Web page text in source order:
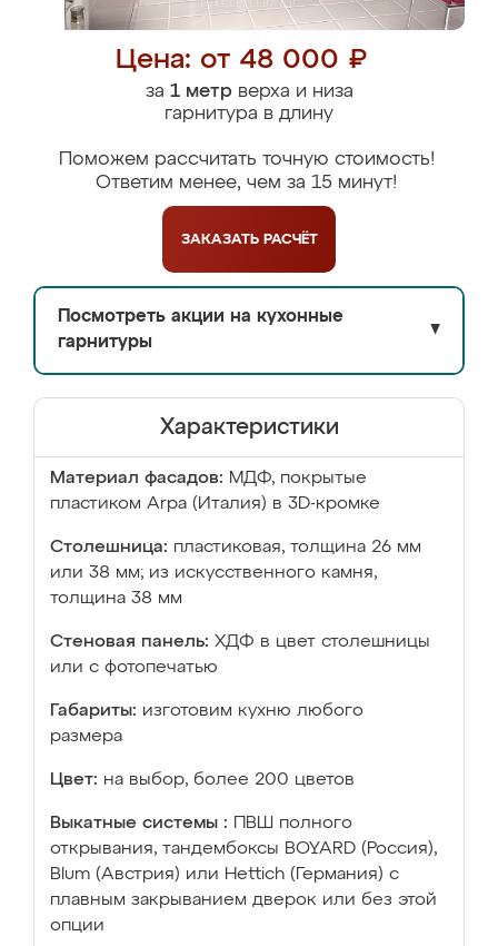
Цена: от 48 000 ₽
за 1 метрверха и низа
гарнитура в длину
Поможем рассчитать точную стоимость!
Ответим менее, чем за 15 минут!
ЗАКАЗАТЬ РАСЧЁТ
Посмотреть акции на кухонные
гарнитуры
▼
Характеристики
Материал фасадов: МДФ, покрытые
пластиком Arpa (Италия) в 3D-кромке
Столешница: пластиковая, толщина 26 мм
или 38 мм; из искусственного камня,
толщина 38 мм
Стеновая панель: ХДФ в цвет столешницы
или с фотопечатью
Габариты: изготовим кухню любого
размера
Цвет: на выбор, более 200 цветов
Выкатные системы :
ПВШ полного
открывания, тандембоксы BOYARD (Россия),
Blum (Австрия) или Hettich (Германия) с
плавным закрыванием дверок или без этой
опции